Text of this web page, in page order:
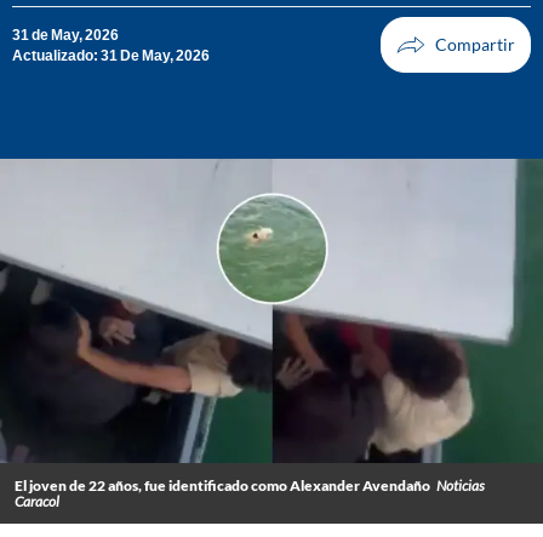
31 de May, 2026
Actualizado: 31 De May, 2026
El joven de 22 años, fue identificado como Alexander Avendaño Noticias
Caracol